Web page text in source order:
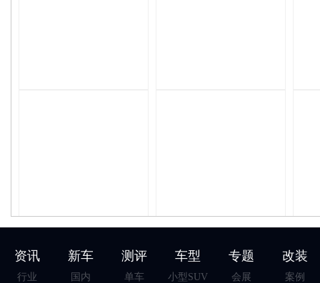
资讯
行业
新车
国内
测评
单车
车型
小型SUV
专题
会展
改装
案例